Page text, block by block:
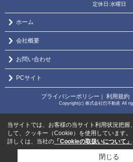
定休日:水曜日
ホーム
会社概要
お問い合わせ
PCサイト
プライバシーポリシー ｜ 利用規約
Copyright(c) 株式会社巴不動産 All
当サイトでは、お客様の当サイト利用状況把握
して、クッキー（Cookie）を使用しています。
詳しくは、当社の 「Cookieの取扱いについて」
閉じる